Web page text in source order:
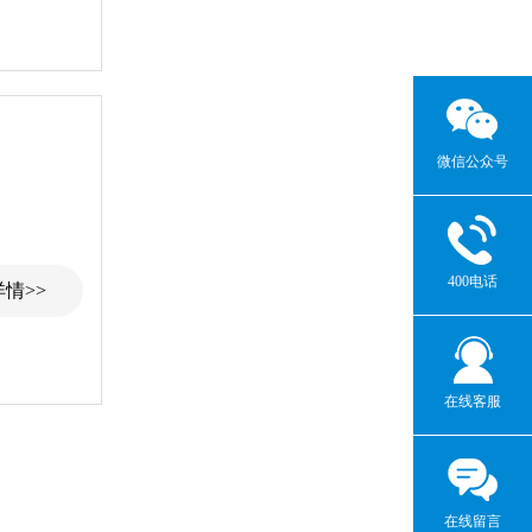
情>>
微信公众号
400电话
在线客服
在线留言